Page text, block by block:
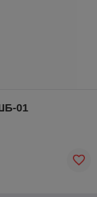
01